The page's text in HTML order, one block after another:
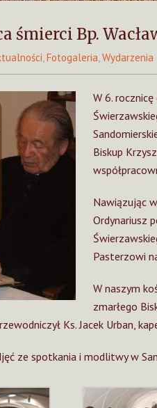
śmierci Bp.
,Fotogaleria,Wydarzenia
W 6.
Biskup
Nawiązując
Ordynariusz
Pasterzowi
W naszym
zmarłego
Ks. Jacek Urban,
ze spotkania i modlitwy w